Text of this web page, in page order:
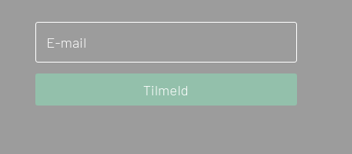
Tilmeld